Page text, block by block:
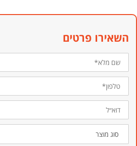
השאירו פרטים
שם
מלא*
טלפון*
דוא״ל
סוג
מוצר